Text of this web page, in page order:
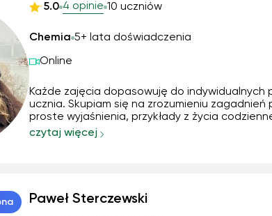
5.0 4 opinie 10 uczniów
Chemia 5+ lata doświadczenia
Online
Każde zajęcia dopasowuję do indywidualnych
ucznia. Skupiam się na zrozumieniu zagadnień
proste wyjaśnienia, przykłady z życia
schematy i zadania praktyczne. Regularnie
czytaj więcej
Paweł Sterczewski